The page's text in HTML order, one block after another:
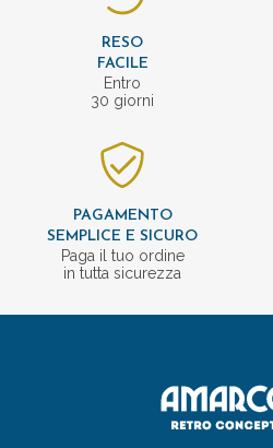
RESO
FACILE
Entro
30 giorni
PAGAMENTO
SEMPLICE E SICURO
Paga il tuo ordine
in tutta sicurezza